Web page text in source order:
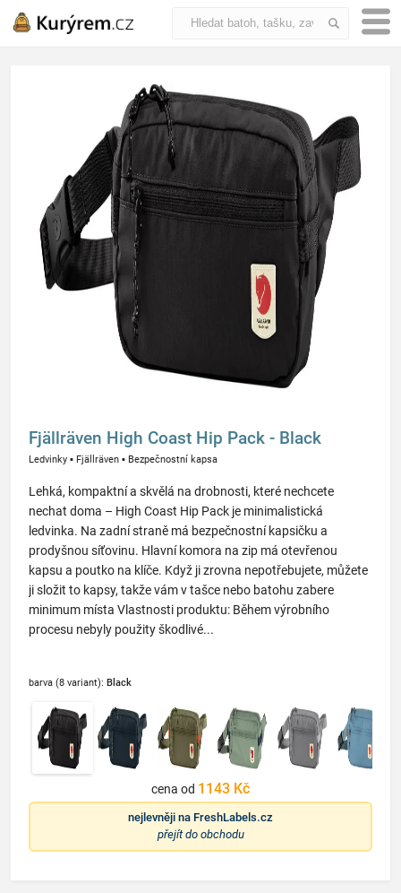
Fjällräven High Coast Hip Pack - Black
Ledvinky ▪ Fjällräven ▪ Bezpečnostní kapsa
Lehká, kompaktní a skvělá na drobnosti, které nechcete
nechat doma – High Coast Hip Pack je minimalistická
ledvinka. Na zadní straně má bezpečnostní kapsičku a
prodyšnou síťovinu. Hlavní komora na zip má otevřenou
kapsu a poutko na klíče. Když ji zrovna nepotřebujete, můžete
ji složit to kapsy, takže vám v tašce nebo batohu zabere
minimum místa Vlastnosti produktu: Během výrobního
procesu nebyly použity škodlivé...
barva (8 variant): Black
cena od 1143 Kč
nejlevněji na FreshLabels.cz
přejít do obchodu